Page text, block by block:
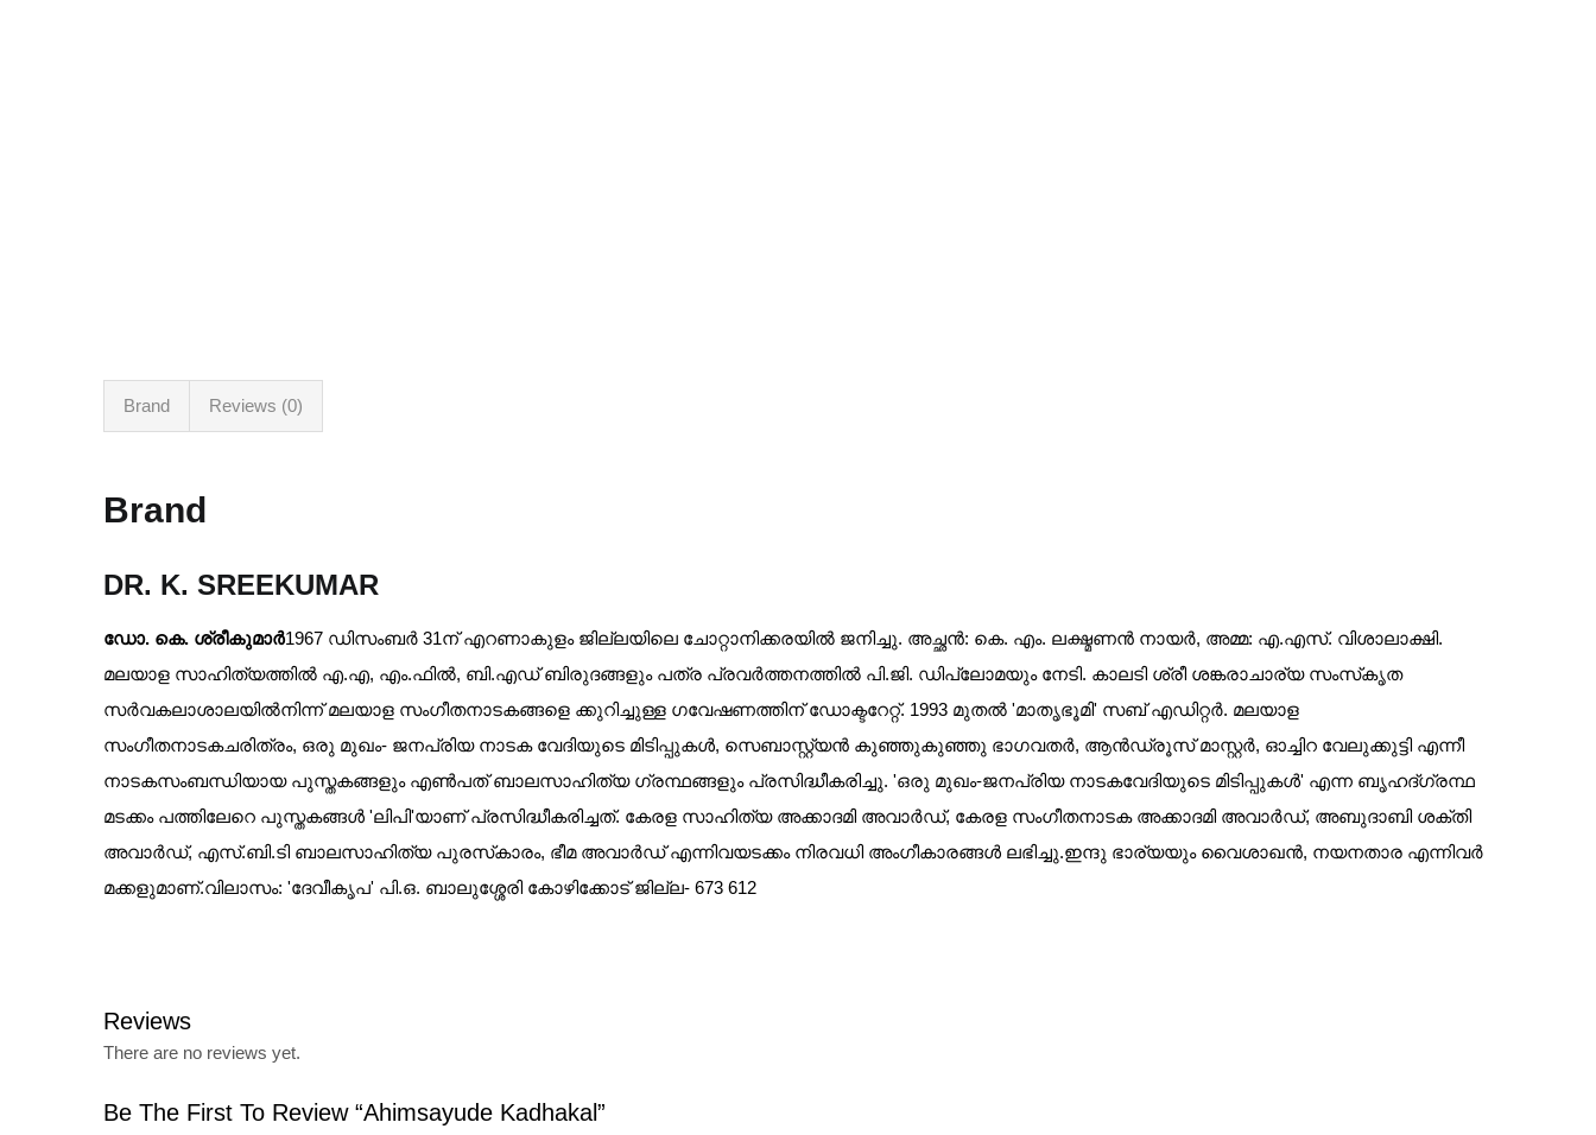
Brand Reviews (0)
Brand
DR. K. SREEKUMAR
ഡോ. കെ. ശ്രീകുമാര്‍1967 ഡിസംബര്‍ 31ന് എറണാകുളം ജില്ലയിലെ ചോറ്റാനിക്കരയില്‍ ജനിച്ചു. അച്ഛന്‍: കെ. എം. ലക്ഷ്മണന്‍ നായര്‍, അമ്മ: എ.എസ്. വിശാലാക്ഷി.
മലയാള സാഹിത്യത്തില്‍ എ.എ, എം.ഫില്‍, ബി.എഡ് ബിരുദങ്ങളും പത്ര പ്രവര്‍ത്തനത്തില്‍ പി.ജി. ഡിപ്ലോമയും നേടി. കാലടി ശ്രീ ശങ്കരാചാര്യ സംസ്‌കൃത
സര്‍വകലാശാലയില്‍നിന്ന് മലയാള സംഗീതനാടകങ്ങളെ ക്കുറിച്ചുള്ള ഗവേഷണത്തിന് ഡോക്ടറേറ്റ്. 1993 മുതല്‍ 'മാതൃഭൂമി' സബ് എഡിറ്റര്‍. മലയാള
സംഗീതനാടകചരിത്രം, ഒരു മുഖം- ജനപ്രിയ നാടക വേദിയുടെ മിടിപ്പുകള്‍, സെബാസ്റ്റ്യന്‍ കുഞ്ഞുകുഞ്ഞു ഭാഗവതര്‍, ആന്‍ഡ്രൂസ് മാസ്റ്റര്‍, ഓച്ചിറ വേലുക്കുട്ടി എന്നീ
നാടകസംബന്ധിയായ പുസ്തകങ്ങളും എണ്‍പത് ബാലസാഹിത്യ ഗ്രന്ഥങ്ങളും പ്രസിദ്ധീകരിച്ചു. 'ഒരു മുഖം-ജനപ്രിയ നാടകവേദിയുടെ മിടിപ്പുകള്‍' എന്ന ബൃഹദ്ഗ്രന്ഥ
മടക്കം പത്തിലേറെ പുസ്തകങ്ങള്‍ 'ലിപി'യാണ് പ്രസിദ്ധീകരിച്ചത്. കേരള സാഹിത്യ അക്കാദമി അവാര്‍ഡ്, കേരള സംഗീതനാടക അക്കാദമി അവാര്‍ഡ്, അബുദാബി ശക്തി
അവാര്‍ഡ്, എസ്.ബി.ടി ബാലസാഹിത്യ പുരസ്‌കാരം, ഭീമ അവാര്‍ഡ് എന്നിവയടക്കം നിരവധി അംഗീകാരങ്ങള്‍ ലഭിച്ചു.ഇന്ദു ഭാര്യയും വൈശാഖന്‍, നയനതാര എന്നിവര്‍
മക്കളുമാണ്.വിലാസം: 'ദേവീകൃപ' പി.ഒ. ബാലുശ്ശേരി കോഴിക്കോട് ജില്ല- 673 612
Reviews
There are no reviews yet.
Be The First To Review “Ahimsayude Kadhakal”